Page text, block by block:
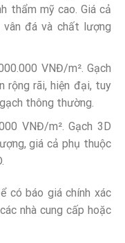
thẩm mỹ cao. Giá cả
đá và chất lượng
VNĐ/m². Gạch
rộng rãi, hiện đại, tuy
thông thường.
VNĐ/m². Gạch 3D
giá cả phụ thuộc
có báo giá chính xác
nhà cung cấp hoặc